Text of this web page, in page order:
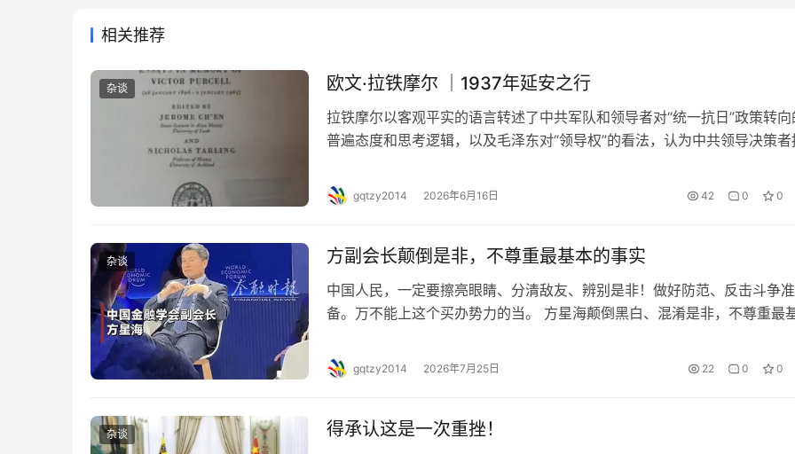
相关推荐
杂谈 欧文·拉铁摩尔 ｜1937年延安之行
拉铁摩尔以客观平实的语言转述了中共军队和领导者对“统一抗日”政策转向
普遍态度和思考逻辑，以及毛泽东对“领导权”的看法，认为中共领导决策者
产党的土地政策和民族政策阐释共产党为何能“站住脚跟”。 原编者按 1937
月，拉铁摩尔作为向导和翻译，陪同两位美国记者赴延安采访，写成此文
gqtzy2014 2026年6月16日 42 0 0
杂谈 方副会长颠倒是非，不尊重最基本的事实
中国人民，一定要擦亮眼睛、分清敌友、辨别是非！做好防范、反击斗争准
备。万不能上这个买办势力的当。 方星海颠倒黑白、混淆是非，不尊重最
家的货币发行和流通控制权，形成其对其他国家经济的殖民寄生关系而构
殖民体系的!通常称之为新殖民主义新自由主义。本质上，国际金融资本是
gqtzy2014 2026年7月25日 22 0 0
杂谈 得承认这是一次重挫！